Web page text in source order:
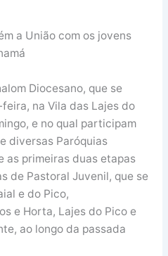
a União com os jovens
Diocesano, que se
na Vila das Lajes do
e no qual participam
diversas Paróquias
as primeiras duas etapas
de Pastoral Juvenil, que se
e do Pico,
e Horta, Lajes do Pico e
ao longo da passada